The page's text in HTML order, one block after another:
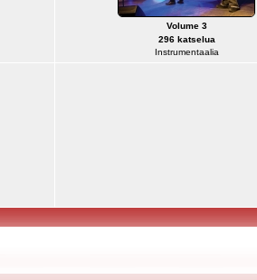
Volume 3
296 katselua
Instrumentaalia